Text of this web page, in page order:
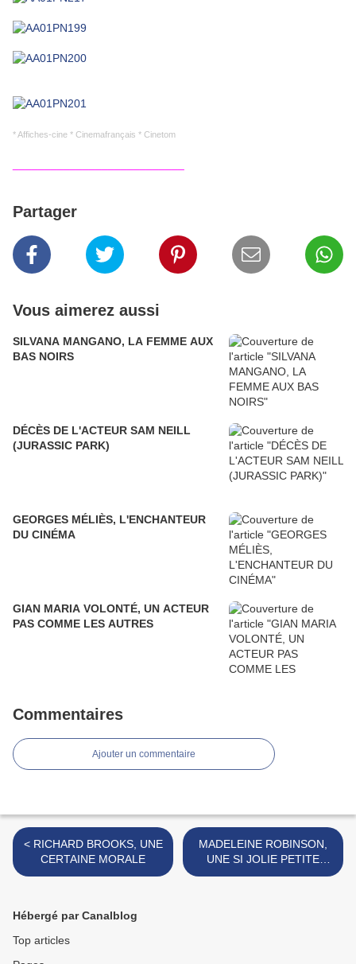
* Affiches-cine * Cinemafrançais * Cinetom
Partager
Vous aimerez aussi
SILVANA MANGANO, LA FEMME AUX
BAS NOIRS
DÉCÈS DE L'ACTEUR SAM NEILL
(JURASSIC PARK)
GEORGES MÉLIÈS, L'ENCHANTEUR
DU CINÉMA
GIAN MARIA VOLONTÉ, UN ACTEUR
PAS COMME LES AUTRES
Commentaires
Ajouter un commentaire
< RICHARD BROOKS, UNE
CERTAINE MORALE
MADELEINE ROBINSON,
UNE SI JOLIE PETITE
PLAGE >
Hébergé par Canalblog
Top articles